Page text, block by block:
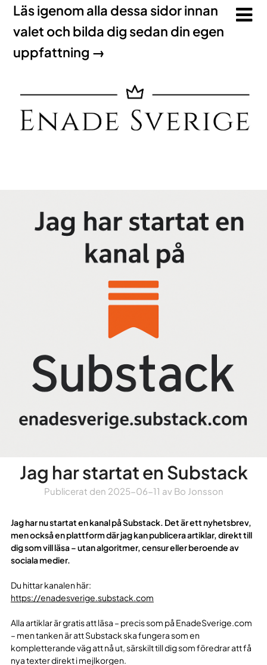
Läs igenom alla dessa sidor innan
valet och bilda dig sedan din egen
uppfattning →
Jag har startat en Substack
Publicerat den 2025-06-11 av Bo Jonsson
Jag har nu startat en kanal på Substack. Det är ett nyhetsbrev,
men också en plattform där jag kan publicera artiklar, direkt till
dig som vill läsa – utan algoritmer, censur eller beroende av
sociala medier.
Du hittar kanalen här:
https://enadesverige.substack.com
Alla artiklar är gratis att läsa – precis som på EnadeSverige.com
– men tanken är att Substack ska fungera som en
kompletterande väg att nå ut, särskilt till dig som föredrar att få
nya texter direkt i mejlkorgen.